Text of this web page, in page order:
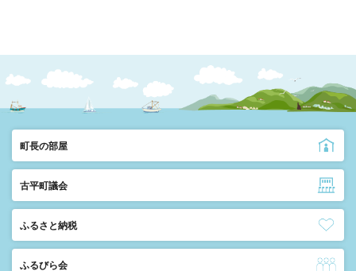
町長の部屋
古平町議会
ふるさと納税
ふるびら会